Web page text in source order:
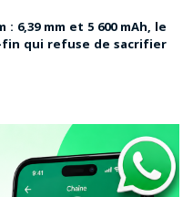
: 6,39 mm et 5 600 mAh, le
qui refuse de sacrifier